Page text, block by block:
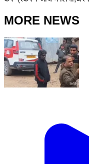
MORE NEWS